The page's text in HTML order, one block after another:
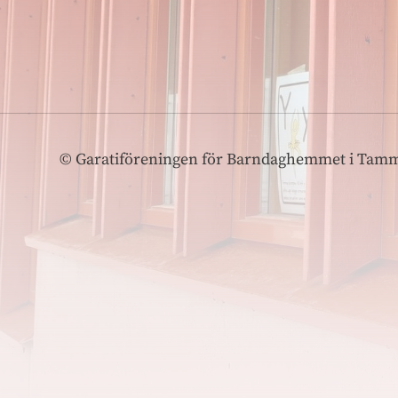
© Garatiföreningen för Barndaghemmet i